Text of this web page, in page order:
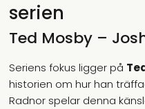
serien
Ted Mosby –
Seriens fokus ligger på
historien om hur han
Radnor spelar denna